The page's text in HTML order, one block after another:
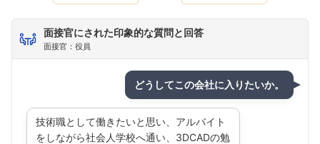
フォローしました
こちらの企業もフォローしませんか？
面接官にされた印象的な質問と回答
面接官：役員
どうしてこの会社に入りたいか。
技術職として働きたいと思い、アルバイト
をしながら社会人学校へ通い、3DCADの勉